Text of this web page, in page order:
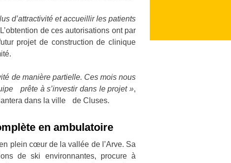
d’attractivité et accueillir les patients
de ces autorisations ont par
projet de construction de clinique
de manière partielle. Ces mois nous
prête à s’investir dans le projet »,
dans la ville de Cluses.
en ambulatoire
plein cœur de la vallée de l’Arve. Sa
de ski environnantes, procure à